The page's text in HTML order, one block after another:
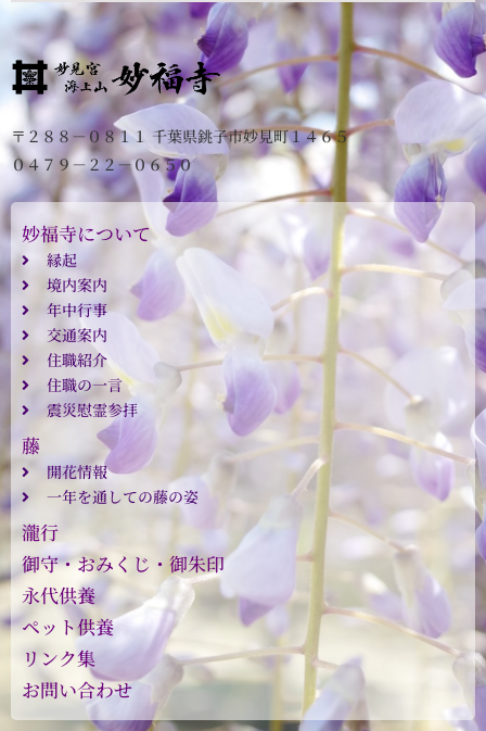
〒２８８－０８１１ 千葉県銚子市妙見町１４６５
０４７９－２２－０６５０
妙福寺について
縁起
境内案内
年中行事
交通案内
住職紹介
住職の一言
震災慰霊参拝
藤
開花情報
一年を通しての藤の姿
瀧行
御守・おみくじ・御朱印
永代供養
ペット供養
リンク集
お問い合わせ